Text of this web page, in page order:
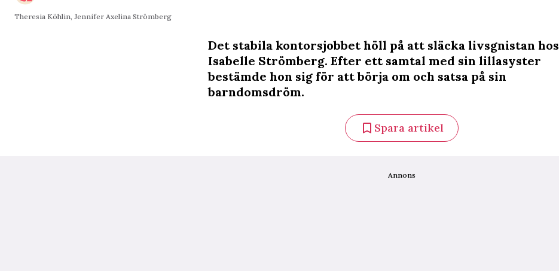
Theresia Köhlin, Jennifer Axelina Strömberg
Det stabila kontorsjobbet höll på att släcka livsgnistan hos
Isabelle Strömberg. Efter ett samtal med sin lillasyster
bestämde hon sig för att börja om och satsa på sin
barndomsdröm.
Spara artikel
Annons